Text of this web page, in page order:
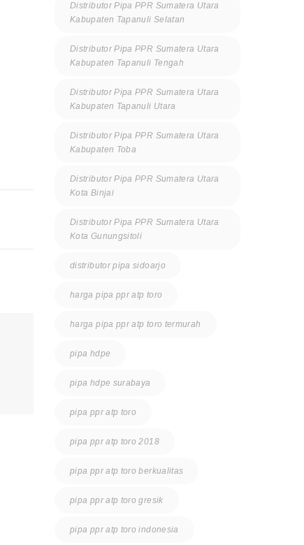
Distributor Pipa PPR Sumatera Utara
Kabupaten Tapanuli Selatan
Distributor Pipa PPR Sumatera Utara
Kabupaten Tapanuli Tengah
Distributor Pipa PPR Sumatera Utara
Kabupaten Tapanuli Utara
Distributor Pipa PPR Sumatera Utara
Kabupaten Toba
Distributor Pipa PPR Sumatera Utara
Kota Binjai
Distributor Pipa PPR Sumatera Utara
Kota Gunungsitoli
distributor pipa sidoarjo
harga pipa ppr atp toro
harga pipa ppr atp toro termurah
pipa hdpe
pipa hdpe surabaya
pipa ppr atp toro
pipa ppr atp toro 2018
pipa ppr atp toro berkualitas
pipa ppr atp toro gresik
pipa ppr atp toro indonesia